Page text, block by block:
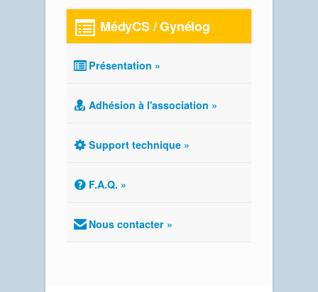
MédyCS / Gynélog
Présentation »
Adhésion à l'association »
Support technique »
F.A.Q. »
Nous contacter »